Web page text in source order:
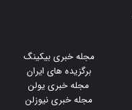
مجله خبری بیکینگ
برگزیده های ایران
مجله خبری یولن
مجله خبری نیوزلن